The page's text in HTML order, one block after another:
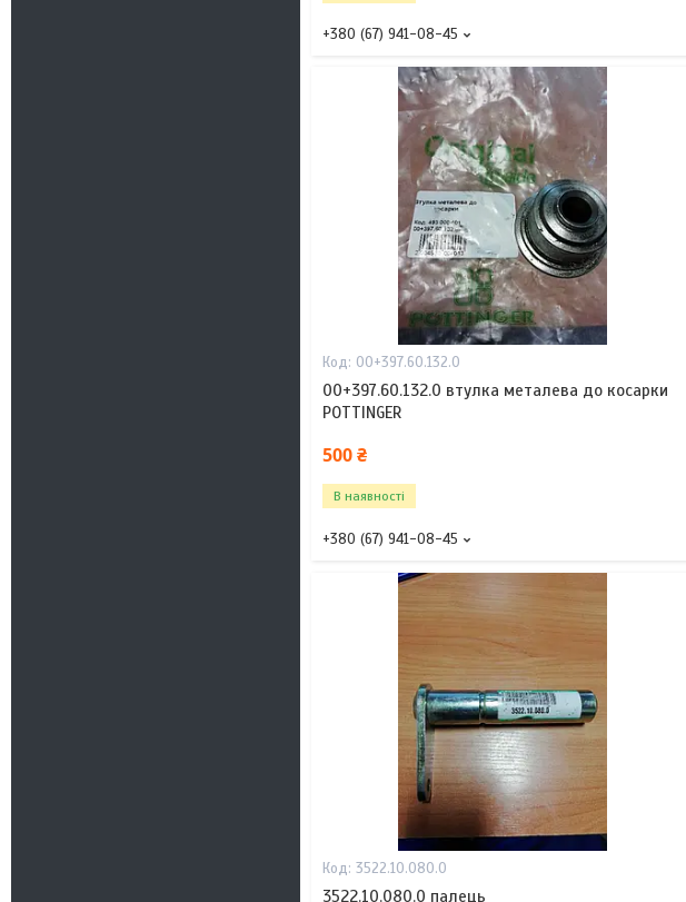
+380 (67) 941-08-45
00+397.60.132.0
00+397.60.132.0 втулка металева до косарки
POTTINGER
500 ₴
В наявності
+380 (67) 941-08-45
3522.10.080.0
3522.10.080.0 палець